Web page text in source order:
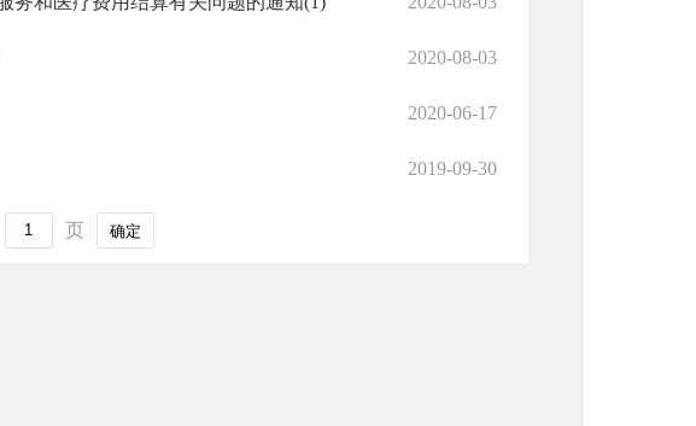
2020-08-03
2020-06-17
2019-09-30
页 确定